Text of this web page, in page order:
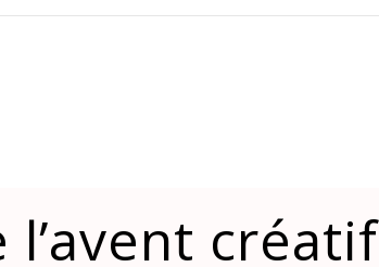
créatif